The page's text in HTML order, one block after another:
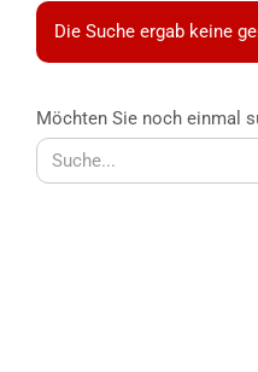
Die Suche ergab keine
MÖCHTEN
SIE
NOCH
Möchten Sie noch einmal